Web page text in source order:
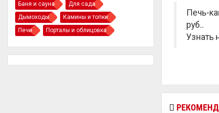
Баня и сауна
Для сада
Дымоходы
Камины и топки
Печи
Порталы и облицовка
Печь-
руб..
Узнать